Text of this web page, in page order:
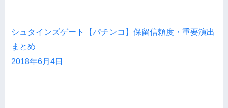
シュタインズゲート【パチンコ】保留信頼度・重要演出
まとめ
2018年6月4日